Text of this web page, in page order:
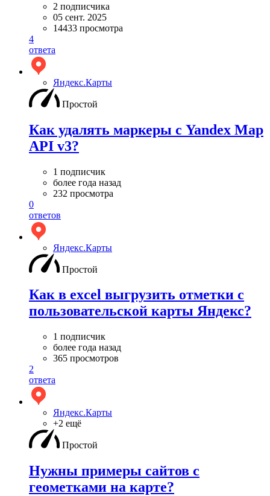
2 подписчика
05 сент. 2025
14433 просмотра
4
ответа
Яндекс.Карты
Простой
Как удалять маркеры с Yandex Map
API v3?
1 подписчик
более года назад
232 просмотра
0
ответов
Яндекс.Карты
Простой
Как в excel выгрузить отметки с
пользовательской карты Яндекс?
1 подписчик
более года назад
365 просмотров
2
ответа
Яндекс.Карты
+2 ещё
Простой
Нужны примеры сайтов с
геометками на карте?